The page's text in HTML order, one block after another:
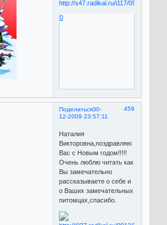
0
Поделиться 459
30-
12-2009 23:57:11
Наталия
Викторовна,поздравляю
Вас с Новым годом!!!!!
Очень люблю читать как
Вы замечательно
рассказываете о себе и
о Ваших замечательных
питомцах,спасибо.